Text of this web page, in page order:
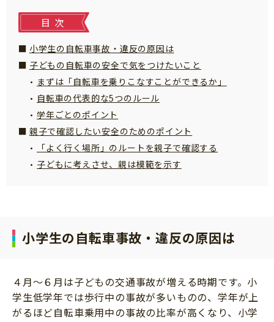
「こそだてまっぷ」とは
サイトのご利⽤にあたって
目次
小学生の自転車事故・違反の原因は
子どもの自転車の安全で気をつけたいこと
まずは「自転車を乗りこなすことができるか」
自転車の代表的な5つのルール
学年ごとのポイント
親子で確認したい安全のためのポイント
「よく行く場所」のルートを親子で確認する
子どもに考えさせ、親は模範を示す
小学生の自転車事故・違反の原因は
４月～６月は子どもの交通事故が増える時期です。小
学生低学年では歩行中の事故が多いものの、学年が上
がるほど自転車乗用中の事故の比率が高くなり、小学